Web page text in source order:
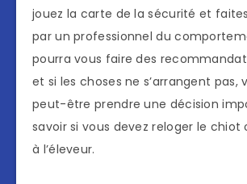
jouez la carte de la sécurité et
par un professionnel du
pourra vous faire des
et si les choses ne s’arrangent pas,
peut-être prendre une décision
savoir si vous devez reloger le chiot
à l’éleveur.